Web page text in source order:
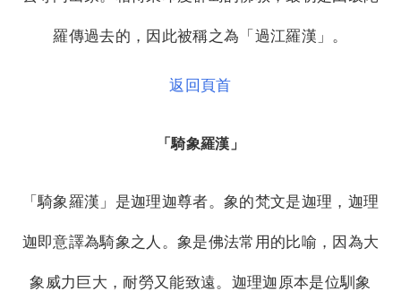
羅傳過去的，因此被稱之為「過江羅漢」。
返回頁首
「騎象羅漢」
「騎象羅漢」是迦理迦尊者。象的梵文是迦理，迦理
迦即意譯為騎象之人。象是佛法常用的比喻，因為大
象威力巨大，耐勞又能致遠。迦理迦原本是位馴象